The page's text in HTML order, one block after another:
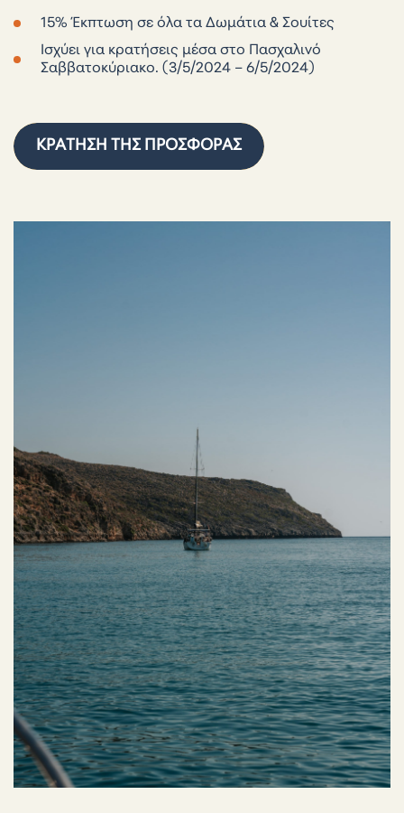
15% Έκπτωση σε όλα τα Δωμάτια & Σουίτες
Ισχύει για κρατήσεις μέσα στο Πασχαλινό
Σαββατοκύριακο. (3/5/2024 – 6/5/2024)
ΚΡΆΤΗΣΗ ΤΗΣ ΠΡΟΣΦΟΡΆΣ